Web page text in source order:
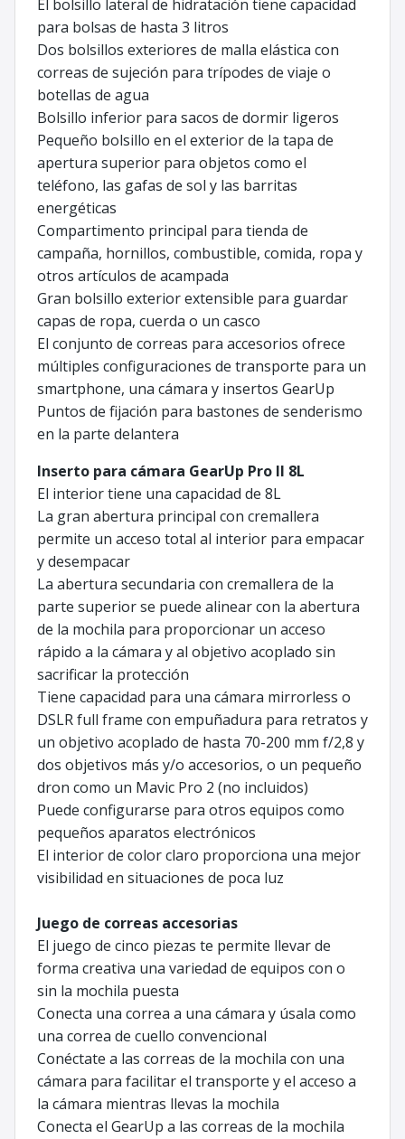
El bolsillo lateral de hidratación tiene capacidad
para bolsas de hasta 3 litros
Dos bolsillos exteriores de malla elástica con
correas de sujeción para trípodes de viaje o
botellas de agua
Bolsillo inferior para sacos de dormir ligeros
Pequeño bolsillo en el exterior de la tapa de
apertura superior para objetos como el
teléfono, las gafas de sol y las barritas
energéticas
Compartimento principal para tienda de
campaña, hornillos, combustible, comida, ropa y
otros artículos de acampada
Gran bolsillo exterior extensible para guardar
capas de ropa, cuerda o un casco
El conjunto de correas para accesorios ofrece
múltiples configuraciones de transporte para un
smartphone, una cámara y insertos GearUp
Puntos de fijación para bastones de senderismo
en la parte delantera
Inserto para cámara GearUp Pro II 8L
El interior tiene una capacidad de 8L
La gran abertura principal con cremallera
permite un acceso total al interior para empacar
y desempacar
La abertura secundaria con cremallera de la
parte superior se puede alinear con la abertura
de la mochila para proporcionar un acceso
rápido a la cámara y al objetivo acoplado sin
sacrificar la protección
Tiene capacidad para una cámara mirrorless o
DSLR full frame con empuñadura para retratos y
un objetivo acoplado de hasta 70-200 mm f/2,8 y
dos objetivos más y/o accesorios, o un pequeño
dron como un Mavic Pro 2 (no incluidos)
Puede configurarse para otros equipos como
pequeños aparatos electrónicos
El interior de color claro proporciona una mejor
visibilidad en situaciones de poca luz
Juego de correas accesorias
El juego de cinco piezas te permite llevar de
forma creativa una variedad de equipos con o
sin la mochila puesta
Conecta una correa a una cámara y úsala como
una correa de cuello convencional
Conéctate a las correas de la mochila con una
cámara para facilitar el transporte y el acceso a
la cámara mientras llevas la mochila
Conecta el GearUp a las correas de la mochila